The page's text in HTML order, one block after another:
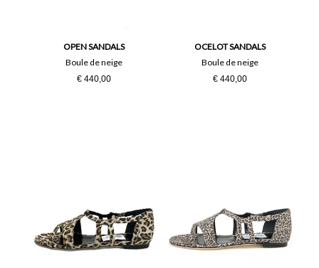
OPEN SANDALS
Boule de neige
€ 440,00
OCELOT SANDALS
Boule de neige
€ 440,00